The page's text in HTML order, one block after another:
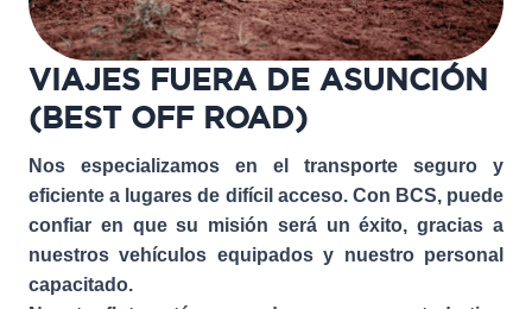
VIAJES FUERA DE ASUNCIÓN
(BEST OFF ROAD)
Nos especializamos en el transporte seguro y
eficiente a lugares de difícil acceso. Con BCS, puede
confiar en que su misión será un éxito, gracias a
nuestros vehículos equipados y nuestro personal
capacitado.